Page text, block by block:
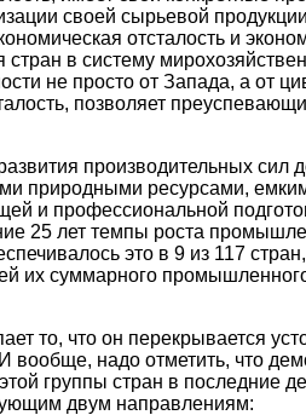
своей сырьевой
отсталость и
в систему
не просто от Запада, а от
позволяет
производительных
природными ресурсами,
и профессиональной
25 лет темпы роста
это в 9 из 117
их суммарного
то, что он перекрывается
надо отметить, что
группы стран в последние
двум направлениям: